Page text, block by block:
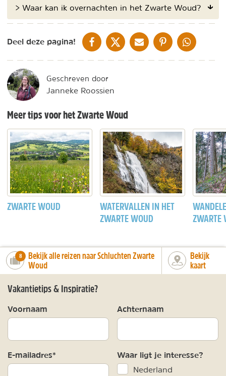
> Waar kan ik overnachten in het Zwarte Woud?
Deel deze pagina! DELEN OP FACEBOOK
DELEN OP XDELEN VIA DE MAIL
DELEN OP PINTEREST
DELEN OP
Geschreven door
Janneke Roossien
Meer tips voor het Zwarte Woud
ZWARTE WOUD
WATERVALLEN IN HET
ZWARTE WOUD
ZWARTE
number_of_trips:
8
Bekijk alle reizen naar Schluchten Zwarte
Woud
Bekijk
kaart
Vakantietips & Inspiratie?
Voornaam Achternaam
E-mailadres* Waar ligt je interesse?
Nederland